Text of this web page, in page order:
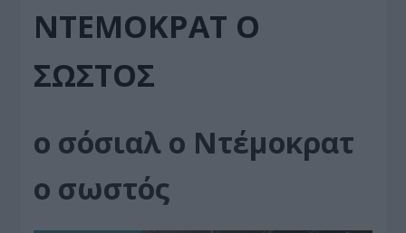
ΝΤΈΜΟΚΡΑΤ Ο
ΣΩΣΤΌΣ
ο σόσιαλ ο Ντέμοκρατ
ο σωστός